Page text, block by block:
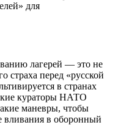
для
лагерей — это не
страха перед «русской
в странах
кураторы НАТО
маневры, чтобы
вливания в оборонный